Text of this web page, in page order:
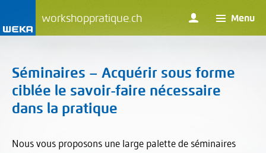
workshoppratique.ch Menu
Séminaires – Acquérir sous forme
ciblée le savoir-faire nécessaire
dans la pratique
Nous vous proposons une large palette de séminaires